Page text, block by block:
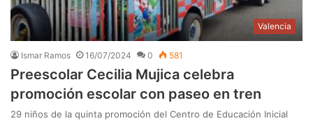
Valencia
Ismar Ramos 16/07/2024 0 581
Preescolar Cecilia Mujica celebra
promoción escolar con paseo en tren
29 niños de la quinta promoción del Centro de Educación Inicial